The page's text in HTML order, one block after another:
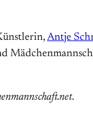
Antje
.